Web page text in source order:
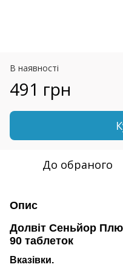
В наявності
491 грн
До обраного
Опис
Долвіт Сеньйор
90 таблеток
Вказівки.